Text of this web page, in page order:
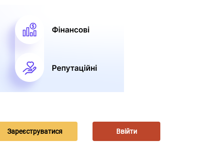
Зареєструватися Ввійти